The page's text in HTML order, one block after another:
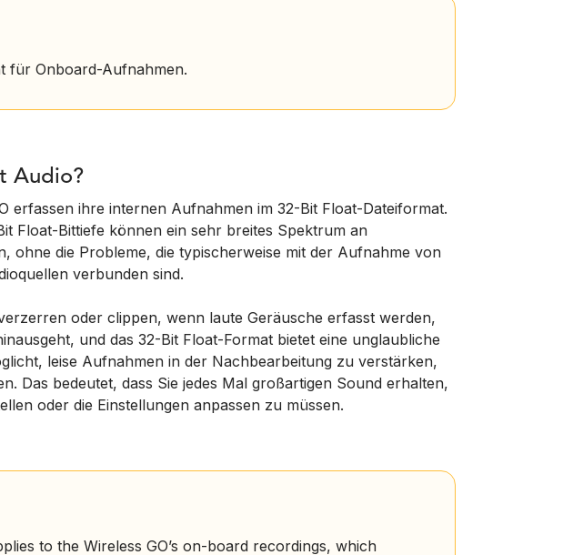
für Onboard-Aufnahmen.
Audio?
erfassen ihre internen Aufnahmen im 32-Bit Float-Dateiformat.
Float-Bittiefe können ein sehr breites Spektrum an
ohne die Probleme, die typischerweise mit der Aufnahme von
verbunden sind.
oder clippen, wenn laute Geräusche erfasst werden,
und das 32-Bit Float-Format bietet eine unglaubliche
leise Aufnahmen in der Nachbearbeitung zu verstärken,
Das bedeutet, dass Sie jedes Mal großartigen Sound erhalten,
oder die Einstellungen anpassen zu müssen.
to the Wireless GO’s on-board recordings, which